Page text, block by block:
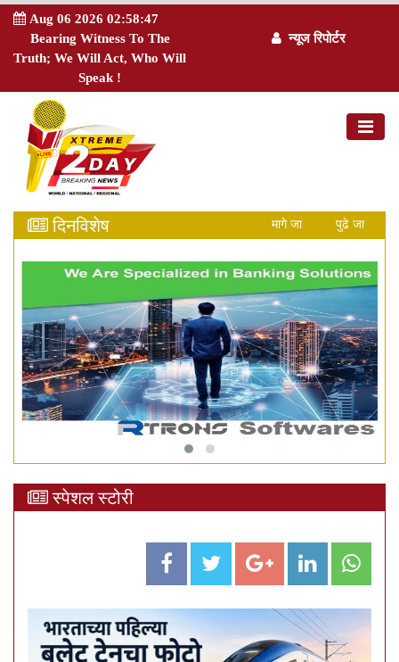
Aug 06 2026 02:58:48
Bearing Witness To The
Truth; We Will Act, Who Will
Speak !
न्यूज रिपोर्टर
दिनविशेष मागे जा पुढे जा
स्पेशल स्टोरी